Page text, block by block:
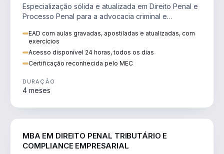
Especialização sólida e atualizada em Direito Penal e
Processo Penal para a advocacia criminal e
EAD com aulas gravadas, apostiladas e atualizadas, com
exercícios
Acesso disponível 24 horas, todos os dias
Certificação reconhecida pelo MEC
DURAÇÃO
4 meses
MBA EM DIREITO PENAL TRIBUTÁRIO E
COMPLIANCE EMPRESARIAL